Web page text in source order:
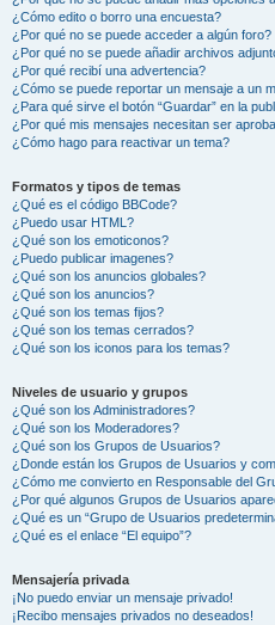
¿Cómo edito o borro una encuesta?
¿Por qué no se puede acceder a algún foro?
¿Por qué no se puede añadir archivos
¿Por qué recibí una advertencia?
¿Cómo se puede reportar un mensaje a un
¿Para qué sirve el botón “Guardar” en la
¿Por qué mis mensajes necesitan ser
¿Cómo hago para reactivar un tema?
Formatos y tipos de temas
¿Qué es el código BBCode?
¿Puedo usar HTML?
¿Qué son los emoticonos?
¿Puedo publicar imagenes?
¿Qué son los anuncios globales?
¿Qué son los anuncios?
¿Qué son los temas fijos?
¿Qué son los temas cerrados?
¿Qué son los iconos para los temas?
Niveles de usuario y grupos
¿Qué son los Administradores?
¿Qué son los Moderadores?
¿Qué son los Grupos de Usuarios?
¿Donde están los Grupos de Usuarios y
¿Cómo me convierto en Responsable del
¿Por qué algunos Grupos de Usuarios
¿Qué es un “Grupo de Usuarios
¿Qué es el enlace “El equipo”?
Mensajería privada
¡No puedo enviar un mensaje privado!
¡Recibo mensajes privados no deseados!